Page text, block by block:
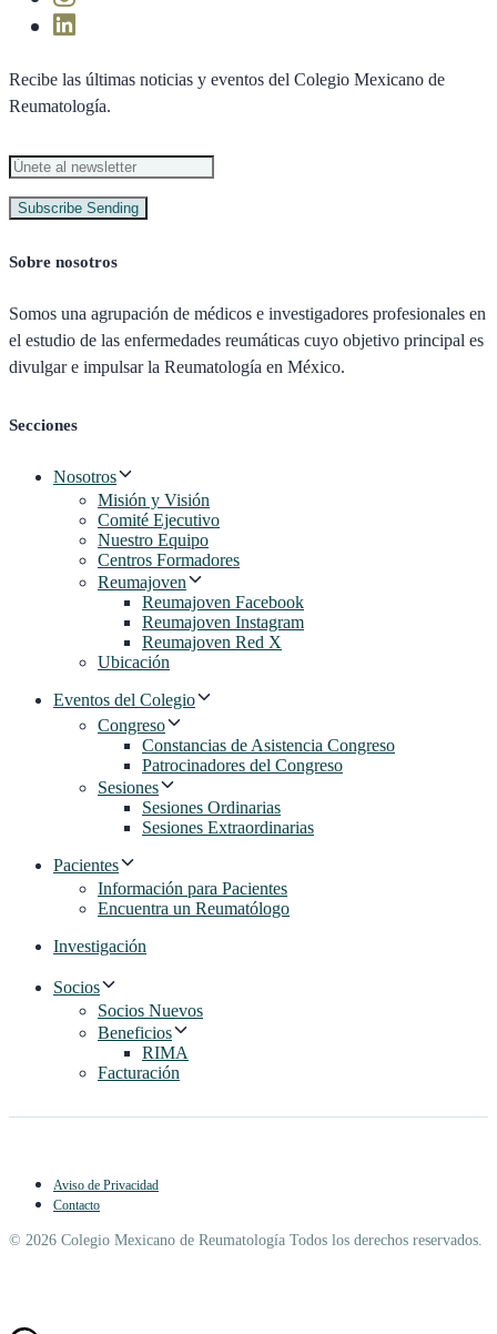
Recibe las últimas noticias y eventos del Colegio Mexicano de
Reumatología.
Subscribe Sending
Sobre nosotros
Somos una agrupación de médicos e investigadores profesionales en
el estudio de las enfermedades reumáticas cuyo objetivo principal es
divulgar e impulsar la Reumatología en México.
Secciones
Nosotros
Misión y Visión
Comité Ejecutivo
Nuestro Equipo
Centros Formadores
Reumajoven
Reumajoven Facebook
Reumajoven Instagram
Reumajoven Red X
Ubicación
Eventos del Colegio
Congreso
Constancias de Asistencia Congreso
Patrocinadores del Congreso
Sesiones
Sesiones Ordinarias
Sesiones Extraordinarias
Pacientes
Información para Pacientes
Encuentra un Reumatólogo
Investigación
Socios
Socios Nuevos
Beneficios
RIMA
Facturación
Aviso de Privacidad
Contacto
© 2026 Colegio Mexicano de Reumatología Todos los derechos reservados.